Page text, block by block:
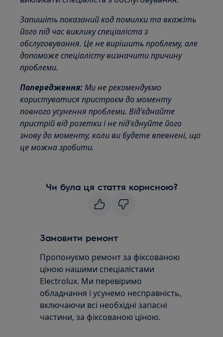
Запишіть показаний код помилки та вкажіть
його під час виклику спеціаліста з
обслуговування. Це не вирішить проблему, але
допоможе спеціалісту визначити причину
проблеми.
Попередження:Ми не рекомендуємо
користуватися пристроєм до моменту
повного усунення проблеми. Від'єднайте
пристрій від розетки і не під'єднуйте його
знову до моменту, коли ви будете впевнені, що
це можна зробити.
Чи була ця стаття корисною?
Замовити ремонт
Пропонуємо ремонт за фіксованою
ціною нашими спеціалістами
Electrolux. Ми перевіримо
обладнання і усунемо несправність,
включаючи всі необхідні запасні
частини, за фіксованою ціною.